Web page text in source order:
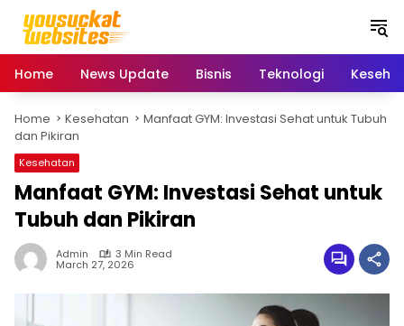
Home News Update Bisnis Teknologi
Home Kesehatan
Manfaat GYM: Investasi Sehat untuk Tubuh
dan Pikiran
Kesehatan
Manfaat GYM: Investasi Sehat untuk
Tubuh dan Pikiran
Admin 3 Min Read
March 27, 2026